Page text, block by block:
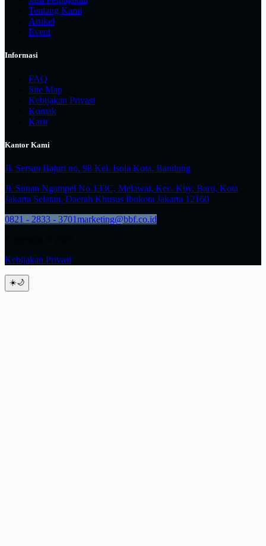
Tentang Kami
Artikel
Event
Informasi
FAQ
Site Map
Kebijakan Privasi
Kontak
Karir
Kantor Kami
Jl. Sersan Bajuri no. 98 Kel. Isola Kota. Bandung
Jl. Sunan Ngampel No.133C, Melawai, Kec. Kby. Baru, Kota
Jakarta Selatan, Daerah Khusus Ibukota Jakarta 12160
0821 - 2833 - 3701marketing@bbf.co.id
Kebijakan Privasi
☀️🌙